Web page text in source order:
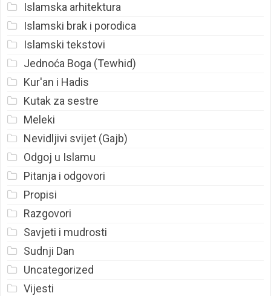
Islamska arhitektura
Islamski brak i porodica
Islamski tekstovi
Jednoća Boga (Tewhid)
Kur'an i Hadis
Kutak za sestre
Meleki
Nevidljivi svijet (Gajb)
Odgoj u Islamu
Pitanja i odgovori
Propisi
Razgovori
Savjeti i mudrosti
Sudnji Dan
Uncategorized
Vijesti